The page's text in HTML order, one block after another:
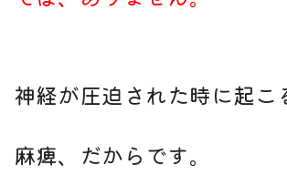
神経が圧迫された時に起こ
麻痺、だからです。